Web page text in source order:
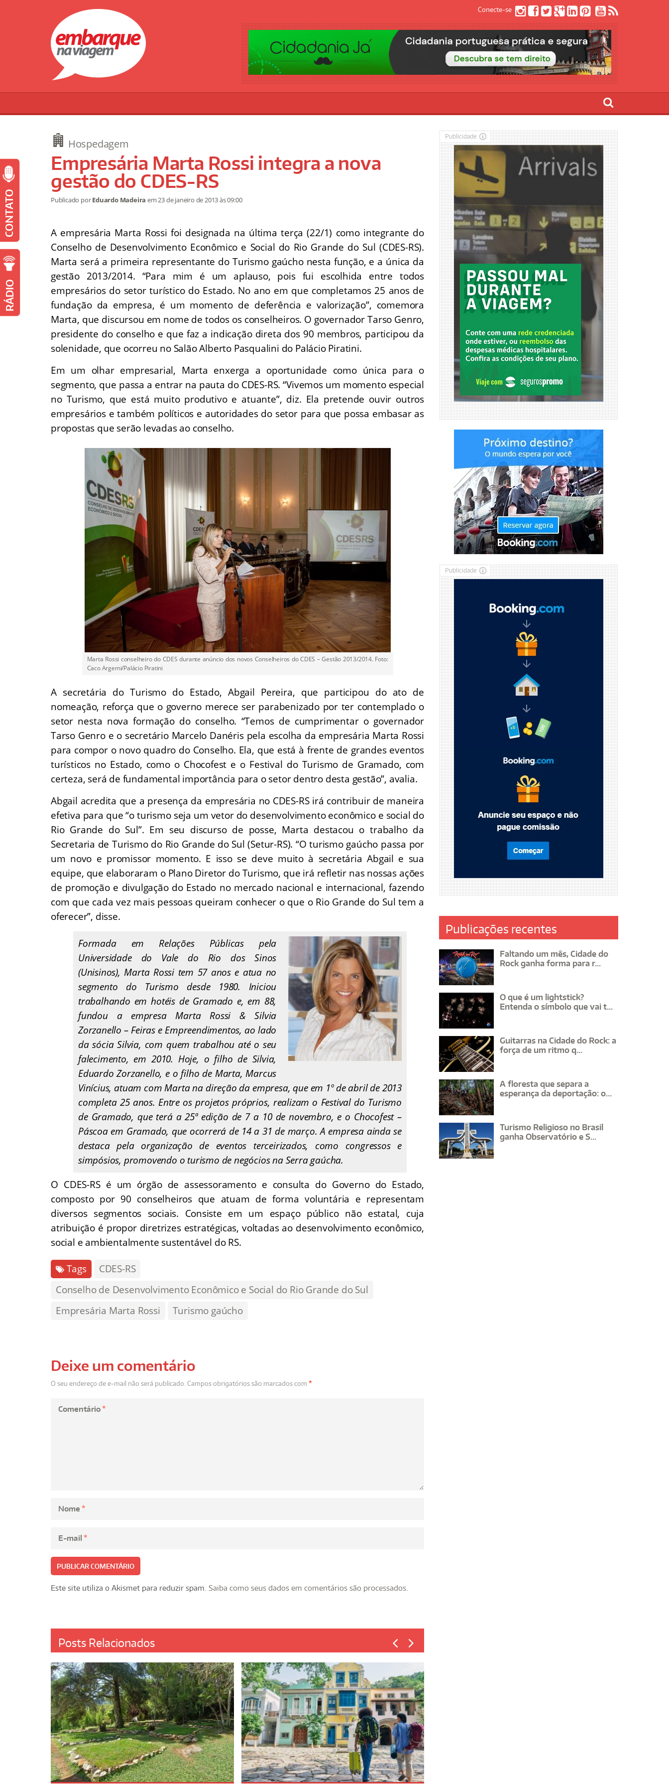
Conecte-se
Hospedagem
Empresária Marta Rossi integra a nova
gestão do CDES-RS
Publicado porEduardo Madeira em23 de janeiro de 2013às 09:00
A empresária Marta Rossi foi designada na última terça (22/1) como integrante do
Conselho de Desenvolvimento Econômico e Social do Rio Grande do Sul (CDES-RS).
Marta será a primeira representante do Turismo gaúcho nesta função, e a única da
gestão 2013/2014. “Para mim é um aplauso, pois fui escolhida entre todos
empresários do setor turístico do Estado. No ano em que completamos 25 anos de
fundação da empresa, é um momento de deferência e valorização”, comemora
Marta, que discursou em nome de todos os conselheiros. O governador Tarso Genro,
presidente do conselho e que faz a indicação direta dos 90 membros, participou da
solenidade, que ocorreu no Salão Alberto Pasqualini do Palácio Piratini.
Em um olhar empresarial, Marta enxerga a oportunidade como única para o
segmento, que passa a entrar na pauta do CDES-RS. “Vivemos um momento especial
no Turismo, que está muito produtivo e atuante”, diz. Ela pretende ouvir outros
empresários e também políticos e autoridades do setor para que possa embasar as
propostas que serão levadas ao conselho.
Marta Rossi conselheiro do CDES durante anúncio dos novos Conselheiros do CDES – Gestão 2013/2014. Foto:
Caco Argemi/Palácio Piratini
A secretária do Turismo do Estado, Abgail Pereira, que participou do ato de
nomeação, reforça que o governo merece ser parabenizado por ter contemplado o
setor nesta nova formação do conselho. “Temos de cumprimentar o governador
Tarso Genro e o secretário Marcelo Danéris pela escolha da empresária Marta Rossi
para compor o novo quadro do Conselho. Ela, que está à frente de grandes eventos
turísticos no Estado, como o Chocofest e o Festival do Turismo de Gramado, com
certeza, será de fundamental importância para o setor dentro desta gestão”, avalia.
Abgail acredita que a presença da empresária no CDES-RS irá contribuir de maneira
efetiva para que “o turismo seja um vetor do desenvolvimento econômico e social do
Rio Grande do Sul”. Em seu discurso de posse, Marta destacou o trabalho da
Secretaria de Turismo do Rio Grande do Sul (Setur-RS). “O turismo gaúcho passa por
um novo e promissor momento. E isso se deve muito à secretária Abgail e sua
equipe, que elaboraram o Plano Diretor do Turismo, que irá refletir nas nossas ações
de promoção e divulgação do Estado no mercado nacional e internacional, fazendo
com que cada vez mais pessoas queiram conhecer o que o Rio Grande do Sul tem a
oferecer”, disse.
Formada em Relações Públicas pela
Universidade do Vale do Rio dos Sinos
(Unisinos), Marta Rossi tem 57 anos e atua no
segmento do Turismo desde 1980. Iniciou
trabalhando em hotéis de Gramado e, em 88,
fundou a empresa Marta Rossi & Silvia
Zorzanello – Feiras e Empreendimentos, ao lado
da sócia Silvia, com quem trabalhou até o seu
falecimento, em 2010. Hoje, o filho de Silvia,
Eduardo Zorzanello, e o filho de Marta, Marcus
Vinícius, atuam com Marta na direção da empresa, que em 1º de abril de 2013
completa 25 anos. Entre os projetos próprios, realizam o Festival do Turismo
de Gramado, que terá a 25ª edição de 7 a 10 de novembro, e o Chocofest –
Páscoa em Gramado, que ocorrerá de 14 a 31 de março. A empresa ainda se
destaca pela organização de eventos terceirizados, como congressos e
simpósios, promovendo o turismo de negócios na Serra gaúcha.
O CDES-RS é um órgão de assessoramento e consulta do Governo do Estado,
composto por 90 conselheiros que atuam de forma voluntária e representam
diversos segmentos sociais. Consiste em um espaço público não estatal, cuja
atribuição é propor diretrizes estratégicas, voltadas ao desenvolvimento econômico,
social e ambientalmente sustentável do RS.
Tags
CDES-RS
Conselho de Desenvolvimento Econômico e Social do Rio Grande do Sul
Empresária Marta Rossi
Turismo gaúcho
Deixe um comentário
O seu endereço de e-mail não será publicado. Campos obrigatórios são marcados com *
Comentário*
Nome *
E-mail *
Este site utiliza o Akismet para reduzir spam. Saiba como seus dados em comentários são processados.
Posts Relacionados
Publicidade
Publicidade
Publicações recentes
Faltando um mês, Cidade do
Rock ganha forma para r...
O que é um lightstick?
Entenda o símbolo que vai t...
Guitarras na Cidade do Rock: a
força de um ritmo q...
A floresta que separa a
esperança da deportação: o...
Turismo Religioso no Brasil
ganha Observatório e S...
CONTATO
RÁDIO